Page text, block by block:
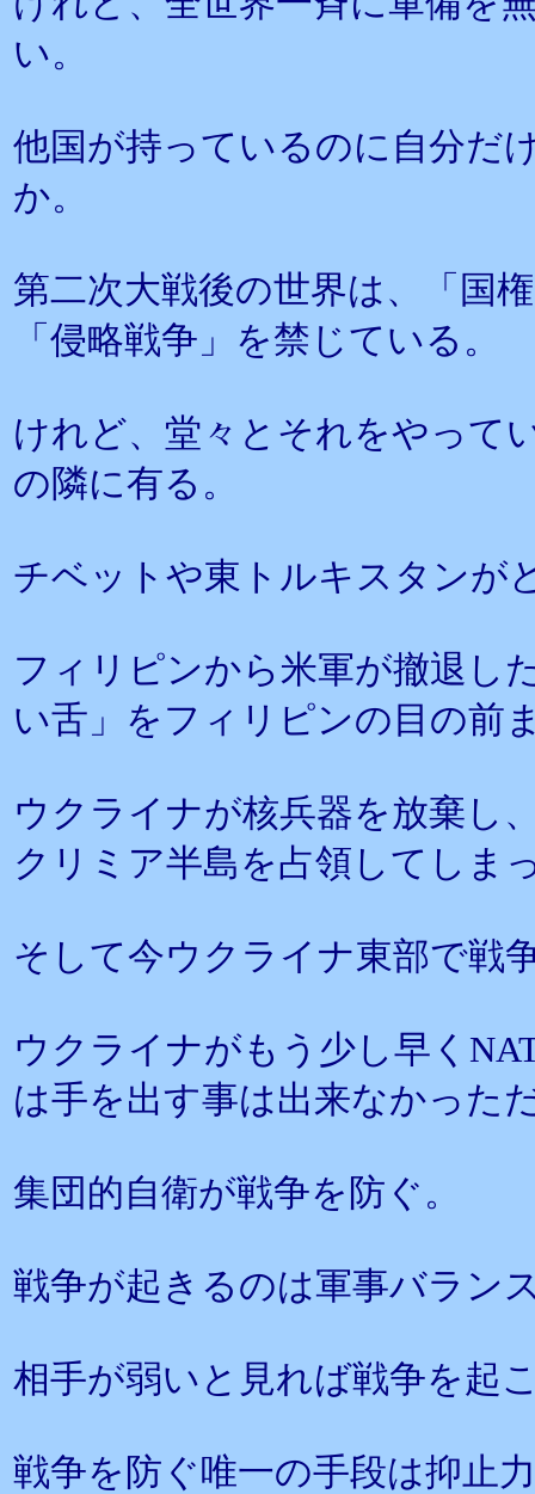
い。
他国が持っているのに自分だ
か。
第二次大戦後の世界は、「国
「侵略戦争」を禁じている。
けれど、堂々とそれをやって
の隣に有る。
チベットや東トルキスタンが
フィリピンから米軍が撤退し
い舌」をフィリピンの目の前
ウクライナが核兵器を放棄し
クリミア半島を占領してしま
そして今ウクライナ東部で戦
ウクライナがもう少し早く
は手を出す事は出来なかった
集団的自衛が戦争を防ぐ。
戦争が起きるのは軍事バラン
相手が弱いと見れば戦争を起
戦争を防ぐ唯一の手段は抑止